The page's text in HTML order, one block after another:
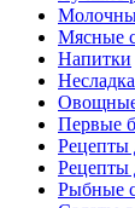
Мясные
Напитки
Первые
Рецепты
Рецепты
Рыбные